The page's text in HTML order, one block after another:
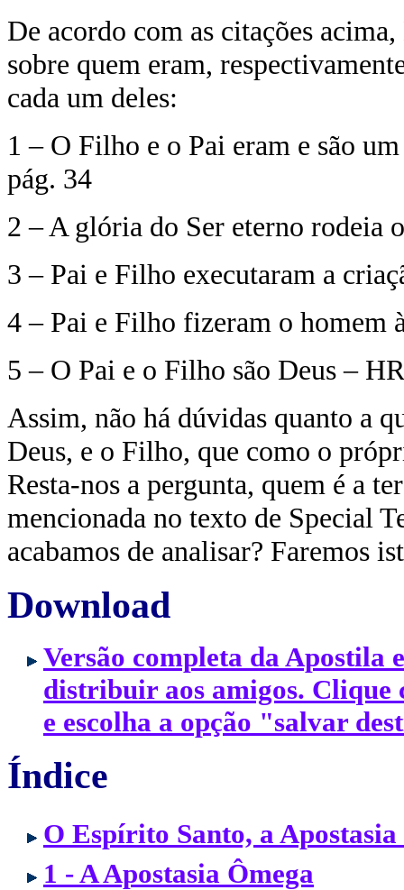
De acordo com as citações
sobre quem eram,
cada um deles:
1 – O Filho e o Pai eram e são
pág. 34
2 – A glória do Ser eterno rodeia
3 – Pai e Filho executaram a
4 – Pai e Filho fizeram o homem
5 – O Pai e o Filho são Deus –
Assim, não há dúvidas quanto a
Deus, e o Filho, que como o
Resta-nos a pergunta, quem é a
mencionada no texto de Special
acabamos de analisar? Faremos
Download
Versão completa da
distribuir aos amigos. Clique
e escolha a opção "salvar
Índice
O Espírito Santo, a
1 - A Apostasia Ômega